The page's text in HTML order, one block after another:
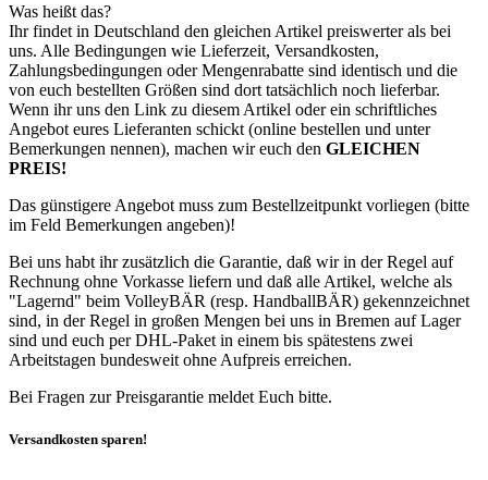
Was heißt das?
Ihr findet in Deutschland den gleichen Artikel preiswerter als bei
uns. Alle Bedingungen wie Lieferzeit, Versandkosten,
Zahlungsbedingungen oder Mengenrabatte sind identisch und die
von euch bestellten Größen sind dort tatsächlich noch lieferbar.
Wenn ihr uns den Link zu diesem Artikel oder ein schriftliches
Angebot eures Lieferanten schickt (online bestellen und unter
Bemerkungen nennen), machen wir euch den GLEICHEN
PREIS!
Das günstigere Angebot muss zum Bestellzeitpunkt vorliegen (bitte
im Feld Bemerkungen angeben)!
Bei uns habt ihr zusätzlich die Garantie, daß wir in der Regel auf
Rechnung ohne Vorkasse liefern und daß alle Artikel, welche als
"Lagernd" beim VolleyBÄR (resp. HandballBÄR) gekennzeichnet
sind, in der Regel in großen Mengen bei uns in Bremen auf Lager
sind und euch per DHL-Paket in einem bis spätestens zwei
Arbeitstagen bundesweit ohne Aufpreis erreichen.
Bei Fragen zur Preisgarantie meldet Euch bitte.
Versandkosten sparen!